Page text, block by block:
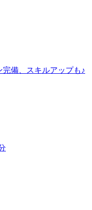
完備、スキルアップも♪